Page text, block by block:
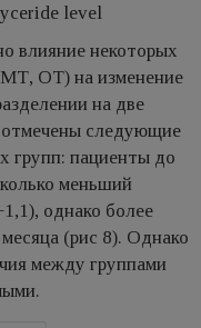
level
влияние некоторых
ОТ) на изменение
на две
отмечены следующие
групп: пациенты до
меньший
однако более
(рис 8). Однако
между группами